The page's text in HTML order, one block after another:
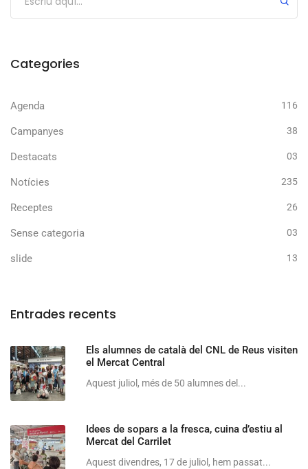
Categories
Agenda 116
Campanyes 38
Destacats 03
Notícies 235
Receptes 26
Sense categoria 03
slide 13
Entrades recents
Els alumnes de català del CNL de Reus visiten
el Mercat Central
Aquest juliol, més de 50 alumnes del...
Idees de sopars a la fresca, cuina d’estiu al
Mercat del Carrilet
Aquest divendres, 17 de juliol, hem passat...